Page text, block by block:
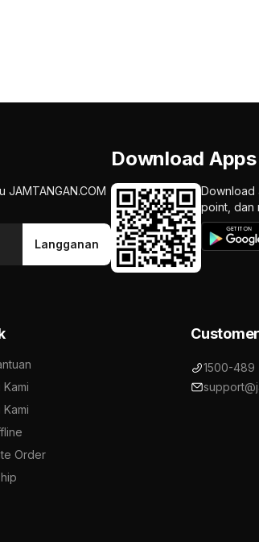
Langganan
Download Apps
Download
point, dan
Order
1500-489